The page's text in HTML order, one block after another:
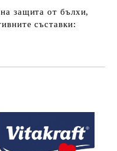
защита от бълхи,
съставки: